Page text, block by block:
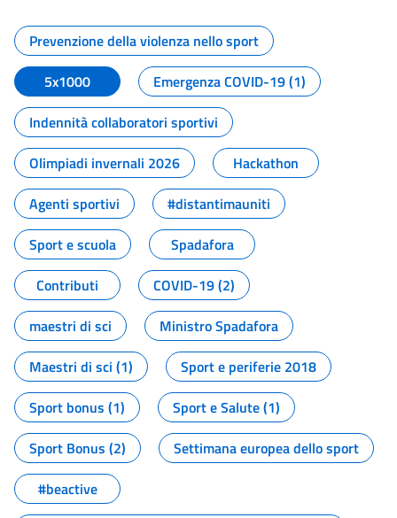
Tutti i contenuti della pagina
Prevenzione della violenza nello sport
5x1000
Emergenza COVID-19 (1)
Indennità collaboratori sportivi
Olimpiadi invernali 2026
Hackathon
Agenti sportivi
#distantimauniti
Sport e scuola
Spadafora
Contributi
COVID-19 (2)
maestri di sci
Ministro Spadafora
Maestri di sci (1)
Sport e periferie 2018
Sport bonus (1)
Sport e Salute (1)
Sport Bonus (2)
Settimana europea dello sport
#beactive